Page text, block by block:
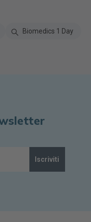
Biomedics 1 Day
Iscriviti